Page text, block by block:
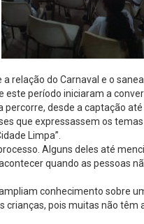
do Carnaval e o
período iniciaram a
desde a captação
que expressassem os
Limpa”.
Alguns deles até
quando as pessoas
conhecimento sobre
pois muitas não